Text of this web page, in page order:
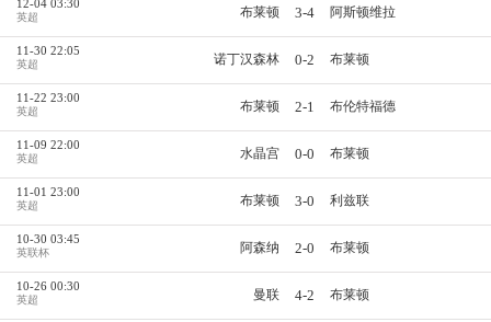
12-04 03:30
英超 布莱顿 3-4 阿斯顿维拉
11-30 22:05
英超 诺丁汉森林 0-2 布莱顿
11-22 23:00
英超 布莱顿 2-1 布伦特福德
11-09 22:00
英超 水晶宫 0-0 布莱顿
11-01 23:00
英超 布莱顿 3-0 利兹联
10-30 03:45
英联杯 阿森纳 2-0 布莱顿
10-26 00:30
英超 曼联 4-2 布莱顿